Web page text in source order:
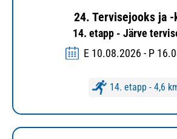
24. Tervisejooks ja -
14. etapp - Järve
E 10.08.2026 - P
14. etapp - 4,6